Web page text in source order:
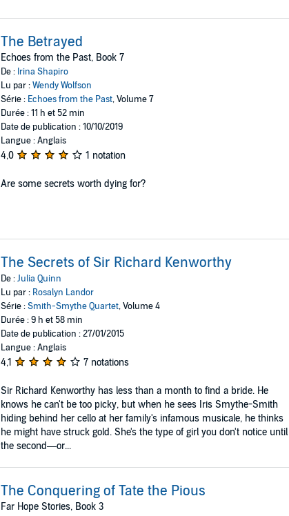
The Betrayed
Echoes from the Past, Book 7
De : Irina Shapiro
Lu par :Wendy Wolfson
Série : Echoes from the Past, Volume 7
Durée : 11 h et 52 min
Date de publication : 10/10/2019
Langue : Anglais
4,0 1 notation
Are some secrets worth dying for?
The Secrets of Sir Richard Kenworthy
De :Julia Quinn
Lu par : Rosalyn Landor
Série :Smith-Smythe Quartet, Volume 4
Durée : 9 h et 58 min
Date de publication : 27/01/2015
Langue : Anglais
4,1 7 notations
Sir Richard Kenworthy has less than a month to find a bride. He
knows he can't be too picky, but when he sees Iris Smythe-Smith
hiding behind her cello at her family's infamous musicale, he thinks
he might have struck gold. She's the type of girl you don't notice until
the second—or...
The Conquering of Tate the Pious
Far Hope Stories, Book 3